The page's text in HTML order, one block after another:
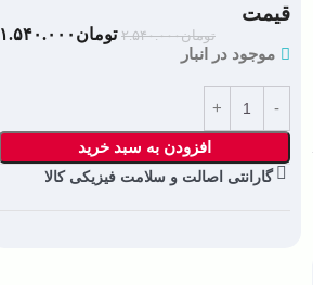
قیمت
تومان۲.۵۴۰.۰۰۰ تومان ۱.۵۴۰.۰۰۰
موجود در انبار
افزودن به سبد خرید
گارانتی اصالت و سلامت فیزیکی کالا